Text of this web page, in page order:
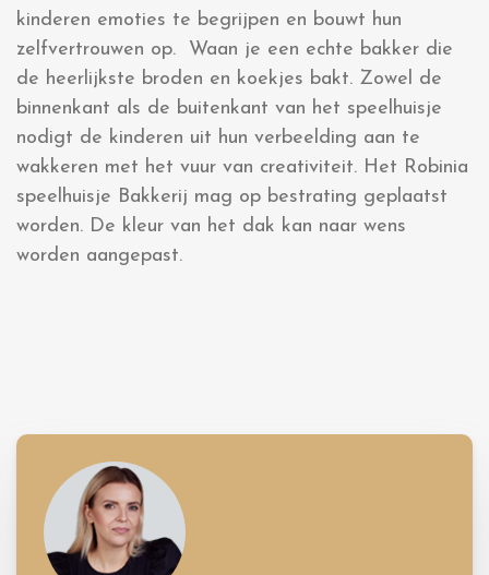
kinderen emoties te begrijpen en bouwt hun
zelfvertrouwen op. Waan je een echte bakker die
de heerlijkste broden en koekjes bakt. Zowel de
binnenkant als de buitenkant van het speelhuisje
nodigt de kinderen uit hun verbeelding aan te
wakkeren met het vuur van creativiteit. Het Robinia
speelhuisje Bakkerij mag op bestrating geplaatst
worden. De kleur van het dak kan naar wens
worden aangepast.